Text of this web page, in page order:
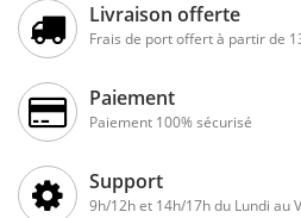
Livraison offerte
Frais de port offert à partir de
Paiement
Paiement 100% sécurisé
Support
9h/12h et 14h/17h du Lundi au